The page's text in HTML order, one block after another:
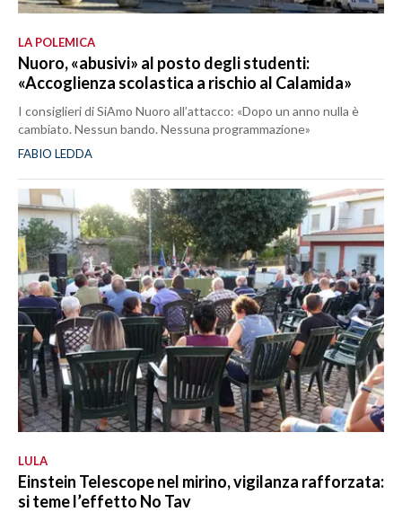
LA POLEMICA
Nuoro, «abusivi» al posto degli studenti:
«Accoglienza scolastica a rischio al Calamida»
I consiglieri di SiAmo Nuoro all’attacco: «Dopo un anno nulla è
cambiato. Nessun bando. Nessuna programmazione»
FABIO LEDDA
LULA
Einstein Telescope nel mirino, vigilanza rafforzata:
si teme l’effetto No Tav